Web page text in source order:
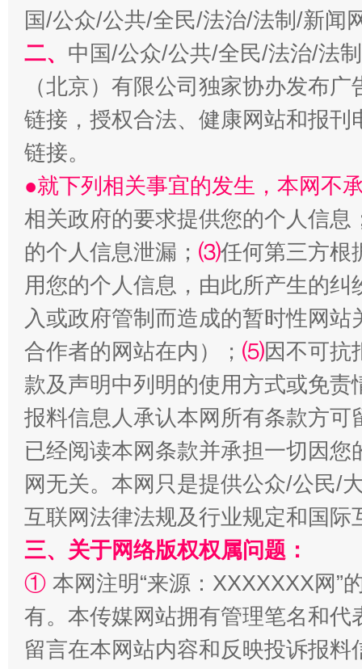
“刷贴”乱象丛生
生
揭批美国五大"原罪" "炒
解纷+调解+退费，一次搞定
国/公众/公共/全民/法治/法制/新闻
二、 中国/公众/公共/全民/法治/法
（北京）有限公司独家协办发布
链接，授权合法、健康网站和报
链接。
●就下列相关事宜的发生，本网不
相关政府的要求提供您的个人信息
的个人信息泄漏； ⑶任何第三方根
用您的个人信息，由此所产生的纠
入或政府管制而造成的暂时性网
合作者的网站在内）； ⑸因不可抗
款及声明中列明的使用方式或免责
报料信息人承认本网所有条款方
已经阅读本网条款并承担一切因
网无关。本网只是提供公众/公民/
互联网法律法规及行业规定和国
三、关于网络版权权属问题：
① 本网注明“来源：XXXXXXX网”
有。本传媒网站拥有管理笔名和
留言在本网站内容和反映投诉报